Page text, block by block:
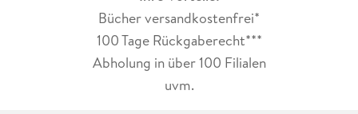
Bücher versandkostenfrei*
100 Tage Rückgaberecht***
Abholung in über 100 Filialen
uvm.